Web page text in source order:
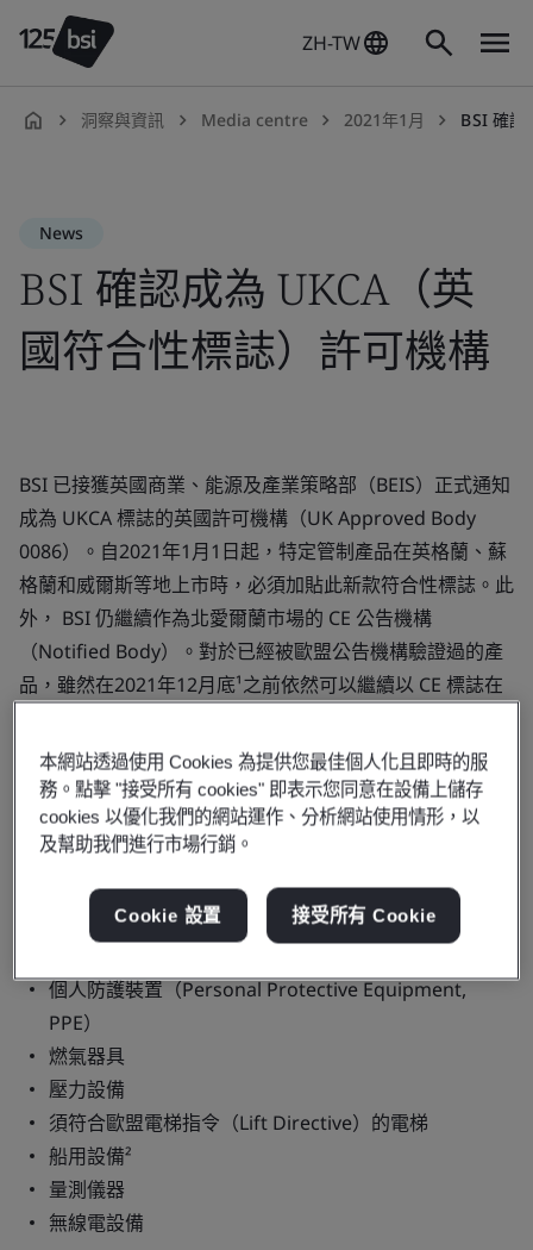
ZH-TW
洞察與資訊 Media centre 2021年1月 BSI 確認
News
BSI 確認成為 UKCA（英
國符合性標誌）許可機構
BSI 已接獲英國商業、能源及產業策略部（BEIS）正式通知
成為 UKCA 標誌的英國許可機構（UK Approved Body
0086）。自2021年1月1日起，特定管制產品在英格蘭、蘇
格蘭和威爾斯等地上市時，必須加貼此新款符合性標誌。此
外， BSI 仍繼續作為北愛爾蘭市場的 CE 公告機構
（Notified Body）。對於已經被歐盟公告機構驗證過的產
品，雖然在2021年12月底¹之前依然可以繼續以 CE 標誌在
了 CE 標誌，作為英國市場的符合性標誌。
BSI 身為 UKCA 許可機構，可與各製造商及企業組織配合，
完成必要的符合性評估程序，允許他們為下列產品加貼
須符合歐盟建築產品法規（Construction Products
個人防護裝置（Personal Protective Equipment,
PPE）
燃氣器具
壓力設備
須符合歐盟電梯指令（Lift Directive）的電梯
船用設備²
量測儀器
無線電設備
本網站透過使用 Cookies 為提供您最佳個人化且即時的服
務。點擊 "接受所有 cookies" 即表示您同意在設備上儲存
cookies 以優化我們的網站運作、分析網站使用情形，以
及幫助我們進行市場行銷。
Cookie 設置 接受所有 Cookie